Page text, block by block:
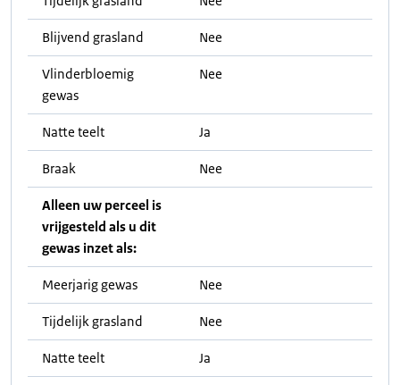
Blijvend grasland Nee
Vlinderbloemig
gewas
Nee
Natte teelt Ja
Braak Nee
Alleen uw perceel is
vrijgesteld als u dit
gewas inzet als:
Meerjarig gewas Nee
Tijdelijk grasland Nee
Natte teelt Ja